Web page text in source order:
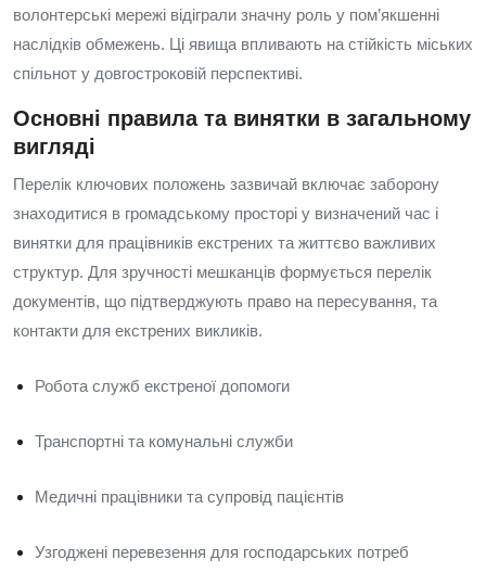
волонтерські мережі відіграли значну роль у пом’якшенні
наслідків обмежень. Ці явища впливають на стійкість міських
спільнот у довгостроковій перспективі.
Основні правила та винятки в загальному
вигляді
Перелік ключових положень зазвичай включає заборону
знаходитися в громадському просторі у визначений час і
винятки для працівників екстрених та життєво важливих
структур. Для зручності мешканців формується перелік
документів, що підтверджують право на пересування, та
контакти для екстрених викликів.
Робота служб екстреної допомоги
Транспортні та комунальні служби
Медичні працівники та супровід пацієнтів
Узгоджені перевезення для господарських потреб